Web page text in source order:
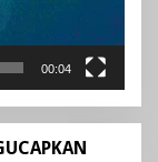
00:04